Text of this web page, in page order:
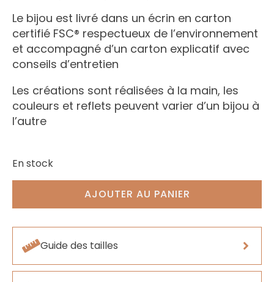
Le bijou est livré dans un écrin en carton
certifié FSC® respectueux de l’environnement
et accompagné d’un carton explicatif avec
conseils d’entretien
Les créations sont réalisées à la main, les
couleurs et reflets peuvent varier d’un bijou à
l’autre
En stock
AJOUTER AU PANIER
Guide des tailles